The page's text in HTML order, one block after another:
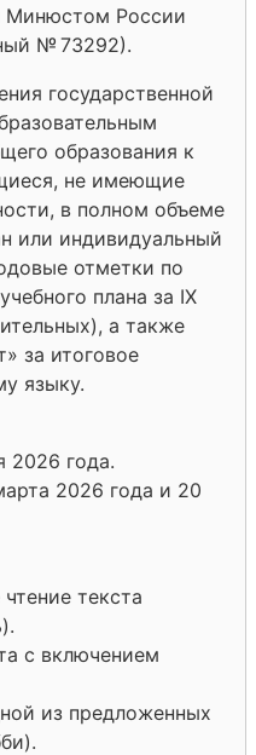
Минюстом России
№ 73292).
государственной
образования к
не имеющие
в полном объеме
или индивидуальный
отметки по
плана за IX
а также
за итоговое
языку.
2026 года.
2026 года и 20
текста
с включением
из предложенных